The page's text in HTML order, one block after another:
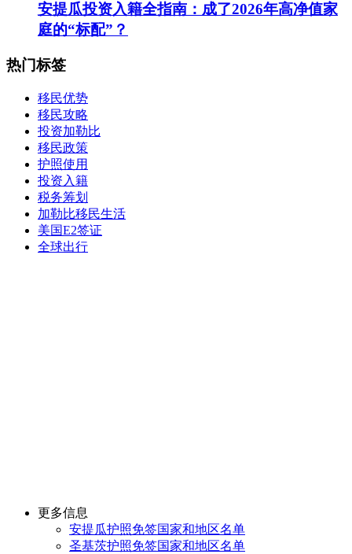
安提瓜投资入籍全指南：成了2026年高净值家
庭的“标配”？
热门标签
移民优势
移民攻略
投资加勒比
移民政策
护照使用
投资入籍
税务筹划
加勒比移民生活
美国E2签证
全球出行
更多信息
安提瓜护照免签国家和地区名单
圣基茨护照免签国家和地区名单